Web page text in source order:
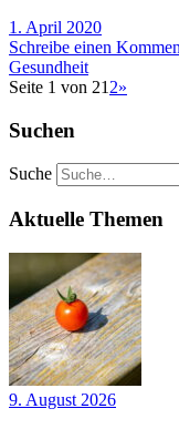
1. April 2020
Schreibe einen
Gesundheit
Seite 1 von 21 2»
Suchen
Suche
Aktuelle Themen
9. August 2026